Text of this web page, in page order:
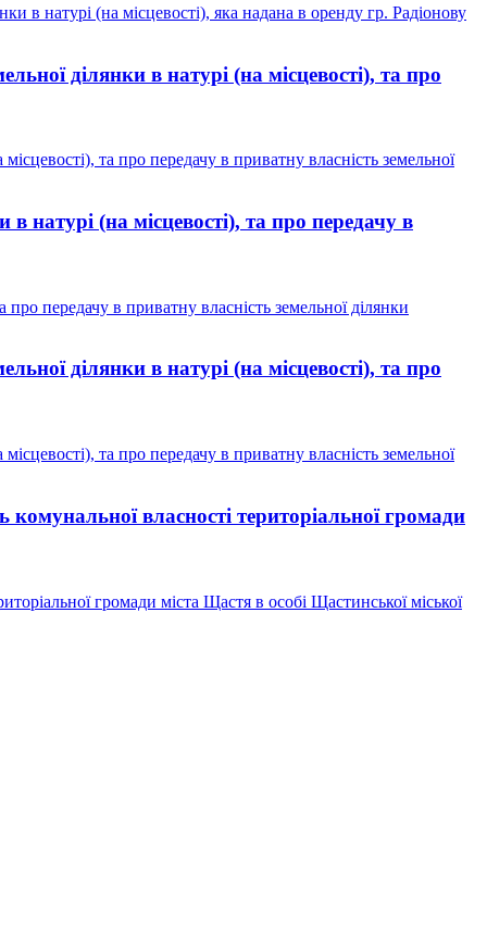
в натурі (на місцевості), яка надана в оренду гр. Радіонову
ділянки в натурі (на місцевості), та про
та про передачу в приватну власність земельної
натурі (на місцевості), та про передачу в
передачу в приватну власність земельної ділянки
ділянки в натурі (на місцевості), та про
та про передачу в приватну власність земельної
власності територіальної громади
громади міста Щастя в особі Щастинської міської